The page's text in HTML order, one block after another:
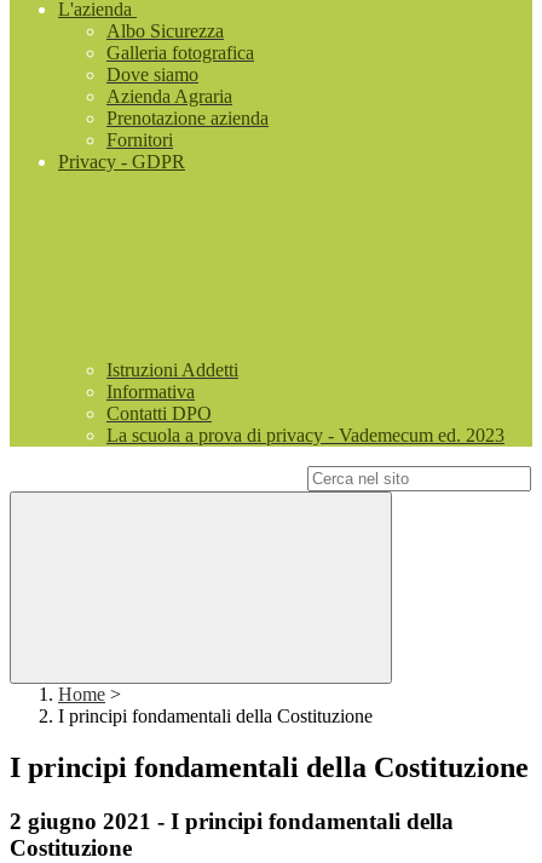
L'azienda
Albo Sicurezza
Galleria fotografica
Dove siamo
Azienda Agraria
Prenotazione azienda
Fornitori
Privacy - GDPR
Istruzioni Addetti
Informativa
Contatti DPO
La scuola a prova di privacy - Vademecum ed. 2023
Home >
I principi fondamentali della Costituzione
I principi fondamentali della Costituzione
2 giugno 2021 - I principi fondamentali della
Costituzione